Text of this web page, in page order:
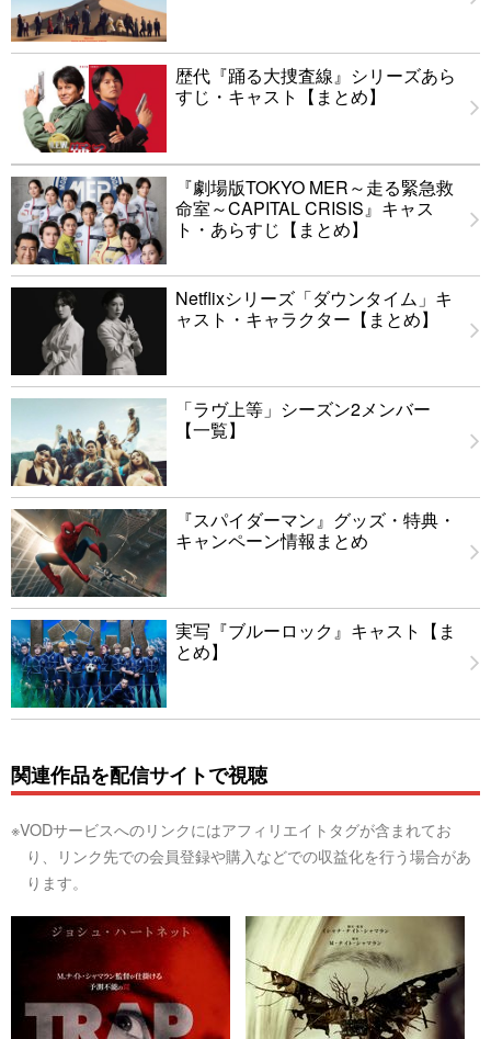
歴代『踊る大捜査線』シリーズあら
すじ・キャスト【まとめ】
『劇場版TOKYO MER～走る緊急救
命室～CAPITAL CRISIS』キャス
ト・あらすじ【まとめ】
Netflixシリーズ「ダウンタイム」キ
ャスト・キャラクター【まとめ】
「ラヴ上等」シーズン2メンバー
【一覧】
『スパイダーマン』グッズ・特典・
キャンペーン情報まとめ
実写『ブルーロック』キャスト【ま
とめ】
関連作品を配信サイトで視聴
※VODサービスへのリンクにはアフィリエイトタグが含まれてお
り、リンク先での会員登録や購入などでの収益化を行う場合があ
ります。